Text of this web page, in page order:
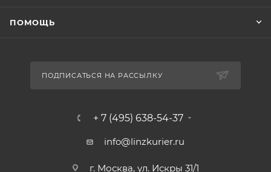
ПОМОЩЬ
ПОДПИСАТЬСЯ НА РАССЫЛКУ
+ 7 (495) 638-54-37
info@linzkurier.ru
г. Москва, ул. Искры 31/1